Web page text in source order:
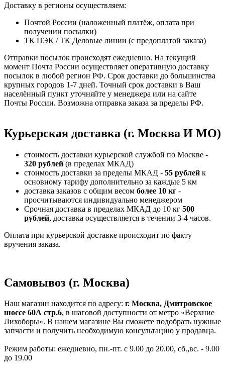
Доставку в регионы осуществляем:
Почтой России (наложенный платёж, оплата при
получении посылки)
ТК ПЭК / ТК Деловые линии (с предоплатой заказа)
Отправки посылок происходят ежедневно. На текущий
момент Почта России осуществляет оперативную доставку
посылок в любой регион РФ. Срок доставки до большинства
крупных городов 1-7 дней. Точный срок доставки в Ваш
населённый пункт уточняйте у менеджера или на сайте
Почты России. Возможна отправка заказа за пределы РФ.
Курьерская доставка (г. Москва И МО)
стоимость доставки курьерской службой по Москве -
320 рублей (в пределах МКАД)
стоимость доставки за пределы МКАД - 55 рублей к
основному тарифу дополнительно за каждые 5 км
доставка заказов с общим весом более 10 кг -
просчитываются индивидуально менеджером
Срочная доставка в пределах МКАД до 10 кг 500
рублей, доставка осуществляется в течении 3-4 часов.
Оплата при курьерской доставке происходит по факту
вручения заказа.
Самовывоз (г. Москва)
Наш магазин находится по адресу: г. Москва, Дмитровское
шоссе 60А стр.6, в шаговой доступности от метро «Верхние
Лихоборы». В нашем магазине Вы сможете подобрать нужные
запчасти и получить необходимую консультацию у продавца.
Режим работы: ежедневно, пн.-пт. с 9.00 до 20.00, сб.,вс. - 9.00
до 19.00